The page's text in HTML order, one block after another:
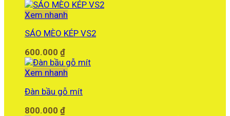
Xem nhanh
SÁO MÈO KÉP VS2
600.000 ₫
Xem nhanh
Đàn bầu gỗ mít
800.000 ₫